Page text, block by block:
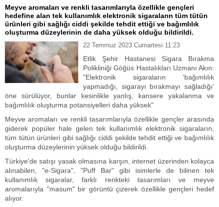
Meyve aromaları ve renkli tasarımlarıyla özellikle gençleri
hedefine alan tek kullanımlık elektronik sigaraların tüm tütün
ürünleri gibi sağlığı ciddi şekilde tehdit ettiği ve bağımlılık
oluşturma düzeylerinin de daha yüksek olduğu bildirildi.
22 Temmuz 2023 Cumartesi 11:23
Etlik Şehir Hastanesi Sigara Bırakma
Polikliniği Göğüs Hastalıkları Uzmanı Akın:
"Elektronik sigaraların 'bağımlılık
yapmadığı, sigarayı bırakmayı sağladığı'
öne sürülüyor, bunlar kesinlikle yanlış, kansere yakalanma ve
bağımlılık oluşturma potansiyelleri daha yüksek"
Meyve aromaları ve renkli tasarımlarıyla özellikle gençler arasında
giderek popüler hale gelen tek kullanımlık elektronik sigaraların,
tüm tütün ürünleri gibi sağlığı ciddi şekilde tehdit ettiği ve bağımlılık
oluşturma düzeylerinin yüksek olduğu bildirildi.
Türkiye'de satışı yasak olmasına karşın, internet üzerinden kolayca
alınabilen, "e-Sigara", "Puff Bar" gibi isimlerle de bilinen tek
kullanımlık sigaralar, farklı renkteki tasarımları ve meyve
aromalarıyla "masum" bir görüntü çizerek özellikle gençleri hedef
alıyor.